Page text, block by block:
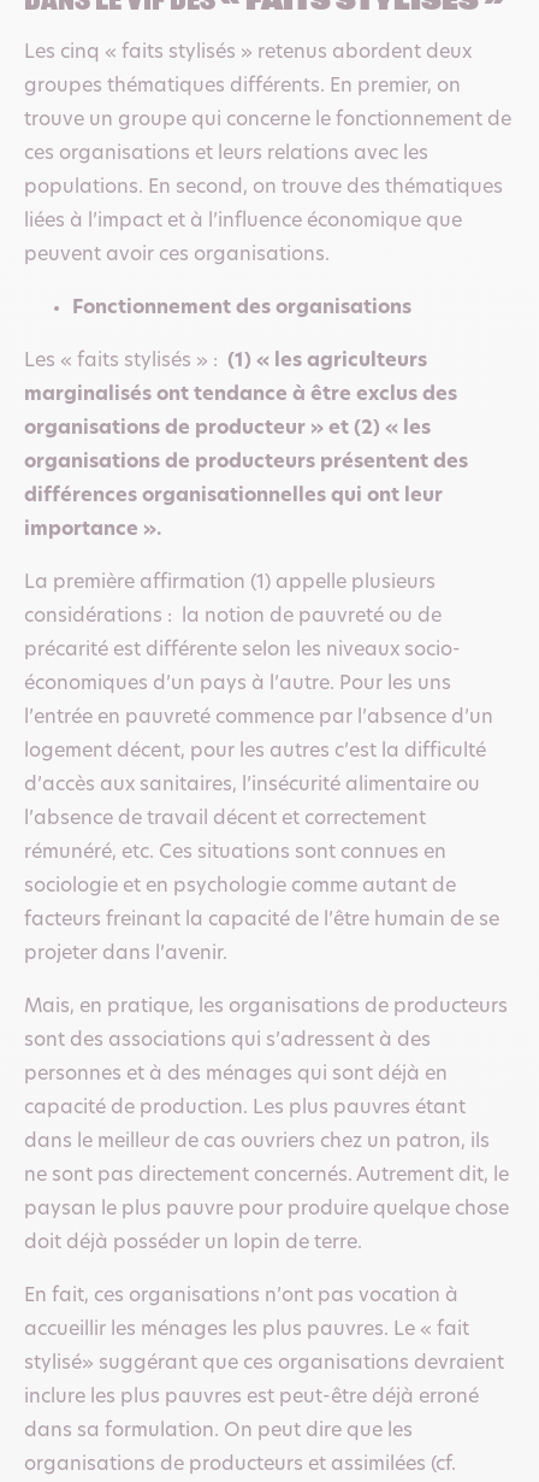
Les cinq « faits stylisés » retenus abordent deux
groupes thématiques différents. En premier, on
trouve un groupe qui concerne le fonctionnement de
ces organisations et leurs relations avec les
populations. En second, on trouve des thématiques
liées à l’impact et à l’influence économique que
peuvent avoir ces organisations.
Fonctionnement des organisations
Les « faits stylisés » : (1) « les agriculteurs
marginalisés ont tendance à être exclus des
organisations de producteur » et (2) « les
organisations de producteurs présentent des
différences organisationnelles qui ont leur
importance ».
La première affirmation (1) appelle plusieurs
considérations : la notion de pauvreté ou de
précarité est différente selon les niveaux socio-
économiques d’un pays à l’autre. Pour les uns
l’entrée en pauvreté commence par l’absence d’un
logement décent, pour les autres c’est la difficulté
d’accès aux sanitaires, l’insécurité alimentaire ou
l’absence de travail décent et correctement
rémunéré, etc. Ces situations sont connues en
sociologie et en psychologie comme autant de
facteurs freinant la capacité de l’être humain de se
projeter dans l’avenir.
Mais, en pratique, les organisations de producteurs
sont des associations qui s’adressent à des
personnes et à des ménages qui sont déjà en
capacité de production. Les plus pauvres étant
dans le meilleur de cas ouvriers chez un patron, ils
ne sont pas directement concernés. Autrement dit, le
paysan le plus pauvre pour produire quelque chose
doit déjà posséder un lopin de terre.
En fait, ces organisations n’ont pas vocation à
accueillir les ménages les plus pauvres. Le « fait
stylisé» suggérant que ces organisations devraient
inclure les plus pauvres est peut-être déjà erroné
dans sa formulation. On peut dire que les
organisations de producteurs et assimilées (cf.